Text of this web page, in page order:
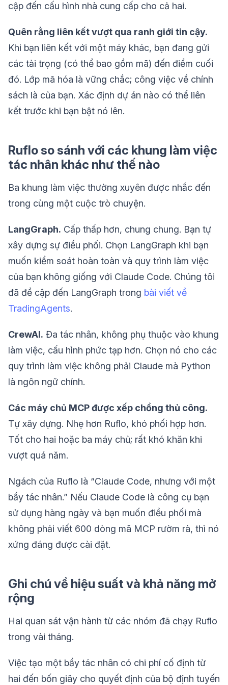
cập đến cấu hình nhà cung cấp cho cả hai.
Quên rằng liên kết vượt qua ranh giới tin cậy.
Khi bạn liên kết với một máy khác, bạn đang gửi
các tải trọng (có thể bao gồm mã) đến điểm cuối
đó. Lớp mã hóa là vững chắc; công việc về chính
sách là của bạn. Xác định dự án nào có thể liên
kết trước khi bạn bật nó lên.
Ruflo so sánh với các khung làm việc
tác nhân khác như thế nào
Ba khung làm việc thường xuyên được nhắc đến
trong cùng một cuộc trò chuyện.
LangGraph. Cấp thấp hơn, chung chung. Bạn tự
xây dựng sự điều phối. Chọn LangGraph khi bạn
muốn kiểm soát hoàn toàn và quy trình làm việc
của bạn không giống với Claude Code. Chúng tôi
đã đề cập đến LangGraph trong bài viết về
TradingAgents.
CrewAI. Đa tác nhân, không phụ thuộc vào khung
làm việc, cấu hình phức tạp hơn. Chọn nó cho các
quy trình làm việc không phải Claude mà Python
là ngôn ngữ chính.
Các máy chủ MCP được xếp chồng thủ công.
Tự xây dựng. Nhẹ hơn Ruflo, khó phối hợp hơn.
Tốt cho hai hoặc ba máy chủ; rất khó khăn khi
vượt quá năm.
Ngách của Ruflo là “Claude Code, nhưng với một
bầy tác nhân.” Nếu Claude Code là công cụ bạn
sử dụng hàng ngày và bạn muốn điều phối mà
không phải viết 600 dòng mã MCP rườm rà, thì nó
xứng đáng được cài đặt.
Ghi chú về hiệu suất và khả năng mở
rộng
Hai quan sát vận hành từ các nhóm đã chạy Ruflo
trong vài tháng.
Việc tạo một bầy tác nhân có chi phí cố định từ
hai đến bốn giây cho quyết định của bộ định tuyến